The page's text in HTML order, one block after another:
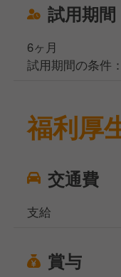
試用期間
6ヶ月
試用期間の条件
福利厚
交通費
支給
賞与